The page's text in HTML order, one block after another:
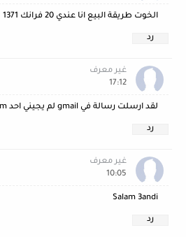
الخوت طريقة البيع انا عندي 20 فرانك 1371
رد
غير معرف
17:12
لقد ارسلت رسالة في gmail لم يجيني احد lhoudan266@gmail.com
رد
غير معرف
10:05
Salam 3andi
رد